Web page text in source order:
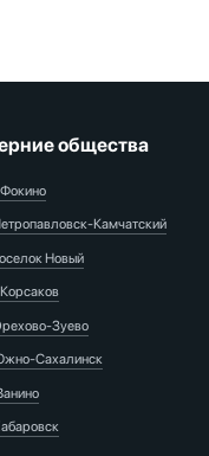
общества
Камчатский
Новый
Зуево
Сахалинск